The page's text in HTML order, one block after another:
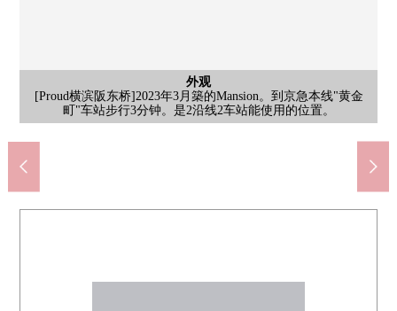
外观
[Proud横滨阪东桥]2023年3月築的Mansion。到京急本线"黄金
町"车站步行3分钟。是2沿线2车站能使用的位置。
客厅
[客厅]在能从LDK连接的步入式衣帽间，总结能收藏日用品以及衣
服
公共汽车
[浴室]尽管是小型的房型，但是，浴室正确保有舒适的1216尺寸
洗脸
[洗脸空间]是有兼备功能性和设计性的三面镜的盥洗台
室内
[洗衣机堆放处]确保吊戸棚付kide収納力的机能性的洗衣空白
厕所
[厕所]有外表感觉清醒，也考虑易用性的收纳的厕所
客厅
[客厅]冷的季节是有被从脚下感到温暖的地板暖气的舒适空间
风景
[始自于住戸的风景]看到成排的大冈河边的樱树的位置。春天，盛
开的樱展开，被切身感到四季的变化。
入口
[入口]Mansion入口附近在打伞，因为有屋顶所以回家了的时候，
不惊慌失措而能把伞闭起来。
入口
[入口]防盗门系统被搭载。是被在安全面考虑的Mansion。
其他当地
[自行车停放处]因为是室内型所以难以受到风雨影响，也被考虑防
止犯罪面。有周期框。
停车场
[停车场]是被在防止犯罪面考虑的机械式的停车场。因为变动所以
请随时询问尚余的空位状况。
其他当地
[当地外观照片]Mansion名记录下来的名牌。在在家里叫朋友的时
候，请作为记号使用。
外观
[当地外观照片]到超市步行3分钟，并且到便利店步行3分钟。日常
的容易用于购物的设施准备齐全。
外观
[当地外观照片]在给予居民安慰的Mansion用地里面的种植也有眼
罩的效果，阻碍来自外面的视线。
外观
[当地外观照片]因为智能快递柜被设置甚至不在时行李的领取做好
所以，便利。
外观
[当地外观照片]也使周边环境相协调，介绍吧。请一定在当地确认
实际的居住环境。
Mybasket伊势佐木町商店(约170m)
步行3分钟。营业时间是从7:00到24:00。早晨配合生活方式，为夜
直到很晚从事经营早早能利用。
业务超市黄金町商店(约180m)
步行3分钟。营业时间是从9:00到21:00。为直到深夜从事经营买，
能随便顺路去忘记的时候以及工作回来。
MAXVALU特快横滨吉野町商店(约350m)
步行5分钟。新鲜食品以及日用品的处理是某一个超市。营业时
间，营业到从9:00到25:00和深夜。
7-Eleven横滨伊势佐木町7丁目商店(约240m)
步行3分钟。有ATM角，在快速的需要的情况下便利。另外，有多
复印机，酒，香烟等的处理。24小时营业。
M.M doragguisezaki 7丁目商店(约190m)
步行3分钟。营业时间是从10:00到21:00。是扎根于居住地的药妆
店。是从车站，不久也随便迎接的距离。
公立的大学法人横滨市立大学附属的市民综合性医疗中心(约
800m)
步行6分钟。有内科，外科，整形外科，泌尿器科，脑神经外科，
皮肤科，妇科等的诊疗科目。
横滨市立日枝小学(约650m)
步行9分钟。
横滨市立共进中学(约1000m)
步行13分钟。
横滨吉野町邮局(约160m)
步行2分钟。